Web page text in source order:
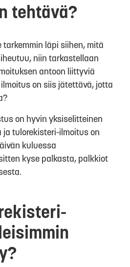
tehtävä?
tarkemmin läpi siihen, mitä
niin tarkastellaan
antoon liittyviä
on siis jätettävä, jotta
on hyvin yksiselitteinen
tulorekisteri-ilmoitus on
kuluessa
kyse palkasta, palkkiot